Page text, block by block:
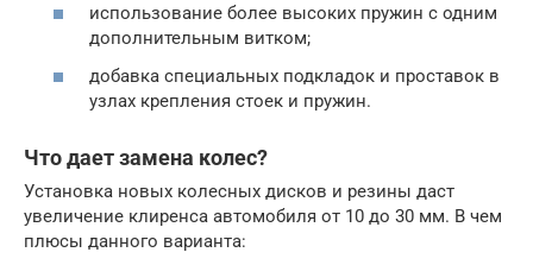
использование более высоких пружин с одним
дополнительным витком;
добавка специальных подкладок и проставок в
узлах крепления стоек и пружин.
Что дает замена колес?
Установка новых колесных дисков и резины даст
увеличение клиренса автомобиля от 10 до 30 мм. В чем
плюсы данного варианта: